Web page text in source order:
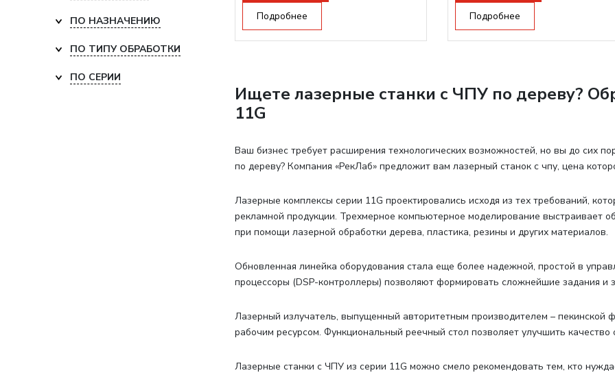
Подробнее Подробнее
Ищете лазерные станки с ЧПУ по дереву?
11G
Ваш бизнес требует расширения технологических возможностей, но вы до сих
по дереву? Компания «РекЛаб» предложит вам лазерный станок с чпу, цена
Лазерные комплексы серии 11G проектировались исходя из тех требований,
рекламной продукции. Трехмерное компьютерное моделирование выстраивает
при помощи лазерной обработки дерева, пластика, резины и других материалов.
Обновленная линейка оборудования стала еще более надежной, простой в
процессоры (DSP-контроллеры) позволяют формировать сложнейшие задания и
Лазерный излучатель, выпущенный авторитетным производителем – пекинской
рабочим ресурсом. Функциональный реечный стол позволяет улучшить качество
Лазерные станки с ЧПУ из серии 11G можно смело рекомендовать тем, кто
ПО НАЗНАЧЕНИЮ
ПО ТИПУ ОБРАБОТКИ
ПО СЕРИИ